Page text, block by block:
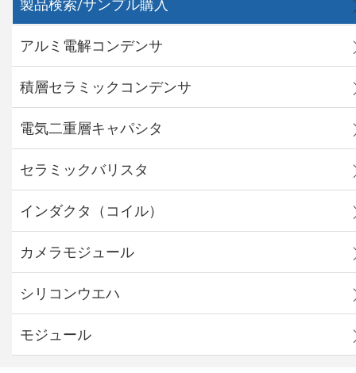
製品検索/サンプル購入
アルミ電解コンデンサ
積層セラミックコンデンサ
電気二重層キャパシタ
セラミックバリスタ
インダクタ（コイル）
カメラモジュール
シリコンウエハ
モジュール